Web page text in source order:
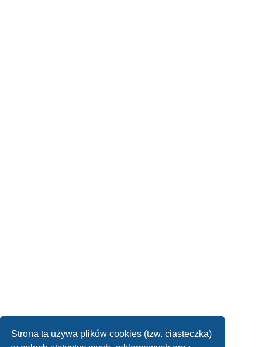
Strona ta używa plików cookies (tzw. ciasteczka)